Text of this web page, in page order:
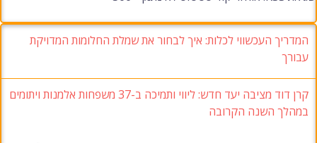
המדריך העכשווי לכלות: איך לבחור את שמלת החלומות המדויקת
עבורך
קרן דוד מציבה יעד חדש: ליווי ותמיכה ב-37 משפחות אלמנות ויתומים
במהלך השנה הקרובה